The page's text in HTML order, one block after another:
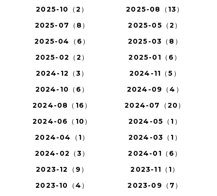
2025-10（2）
2025-08（13）
2025-07（8）
2025-05（2）
2025-04（6）
2025-03（8）
2025-02（2）
2025-01（6）
2024-12（3）
2024-11（5）
2024-10（6）
2024-09（4）
2024-08（16）
2024-07（20）
2024-06（10）
2024-05（1）
2024-04（1）
2024-03（1）
2024-02（3）
2024-01（6）
2023-12（9）
2023-11（1）
2023-10（4）
2023-09（7）